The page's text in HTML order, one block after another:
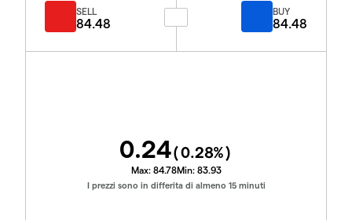
SELL
84.48
BUY
84.48
0.24(0.28%)
Max: 84.78Min: 83.93
I prezzi sono in differita di almeno 15 minuti